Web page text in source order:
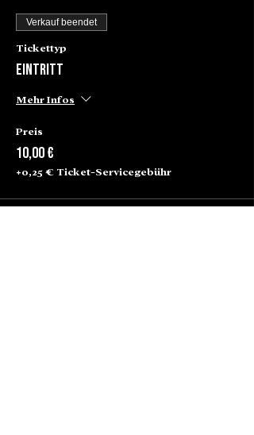
Verkauf beendet
Tickettyp
Eintritt
Mehr Infos
Preis
10,00 €
+0,25 € Ticket-Servicegebühr